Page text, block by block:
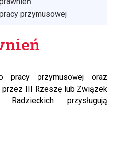
przymusowej
pracy przymusowej oraz
przez III Rzeszę lub Związek
Radzieckich przysługują